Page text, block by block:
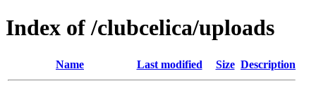
Index of /clubcelica/uploads
Name Last modified Size Description